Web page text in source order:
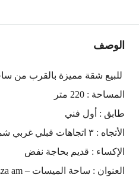
الوصف
المساحة : 220 متر
طابق : أول فني
الأتجاه : ٣ اتجاهات قبلي غربي شمالي
الإكساء : قديم بحاجة نفض
العنوان : ساحة الميسات – pizza am 📍